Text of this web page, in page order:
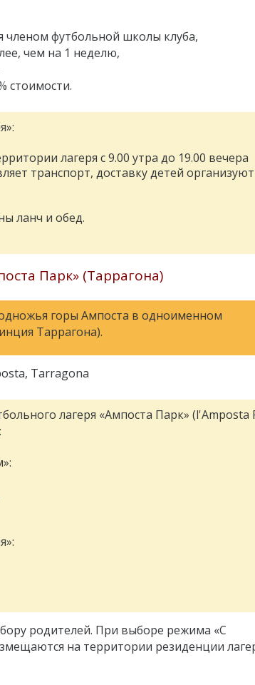
членом футбольной школы клуба,
чем на 1 неделю,
стоимости.
лагеря с 9.00 утра до 19.00 вечера
транспорт, доставку детей организуют
ланч и обед.
Парк» (Таррагона)
горы Ампоста в одноименном
Таррагона).
Tarragona
лагеря «Ампоста Парк» (l'Amposta
родителей. При выборе режима «С
на территории резиденции